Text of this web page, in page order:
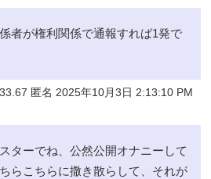
者が権利関係で通報すれば1発で
匿名 2025年10月3日 2:13:10 PM
ターでね、公然公開オナニーして
らこちらに撒き散らして、それが